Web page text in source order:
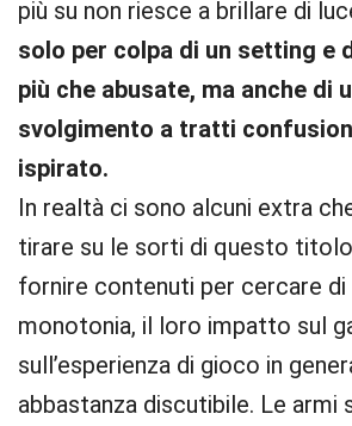
più su non riesce a brillare di
solo per colpa di un setting e
più che abusate, ma anche di
svolgimento a tratti
ispirato.
In realtà ci sono alcuni extra
tirare su le sorti di questo
fornire contenuti per cercare
monotonia, il loro impatto sul
sull’esperienza di gioco in
abbastanza discutibile. Le armi